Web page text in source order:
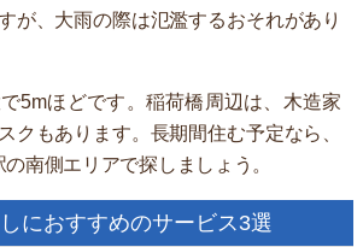
が、大雨の際は氾濫するおそれがあり
5mほどです。稲荷橋周辺は、木造家
クもあります。長期間住む予定なら、
南側エリアで探しましょう。
におすすめのサービス3選